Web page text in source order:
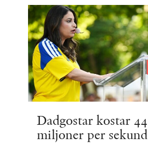
Dadgostar kostar 44
miljoner per sekund